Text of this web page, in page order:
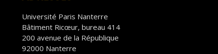
Université Paris Nanterre
Bâtiment Ricœur, bureau 414
200 avenue de la République
92000 Nanterre